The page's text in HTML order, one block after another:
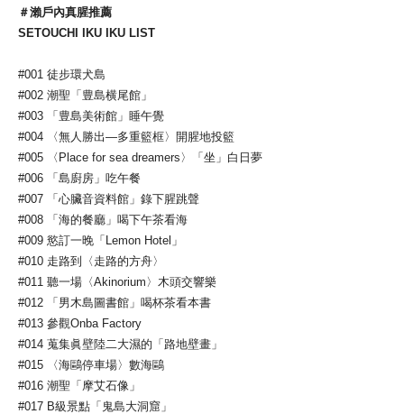
＃瀨戶內真腥推薦
SETOUCHI IKU IKU LIST
#001 徒步環犬島
#002 潮聖「豊島横尾館」
#003 「豊島美術館」睡午覺
#004 〈無人勝出—多重籃框〉開腥地投籃
#005 〈Place for sea dreamers〉「坐」白日夢
#006 「島廚房」吃午餐
#007 「心臟音資料館」錄下腥跳聲
#008 「海的餐廳」喝下午茶看海
#009 慾訂一晚「Lemon Hotel」
#010 走路到〈走路的方舟〉
#011 聽一場〈Akinorium〉木頭交響樂
#012 「男木島圖書館」喝杯茶看本書
#013 參觀Onba Factory
#014 蒐集眞壁陸二大濕的「路地壁畫」
#015 〈海鷗停車場〉數海鷗
#016 潮聖「摩艾石像」
#017 B級景點「鬼島大洞窟」